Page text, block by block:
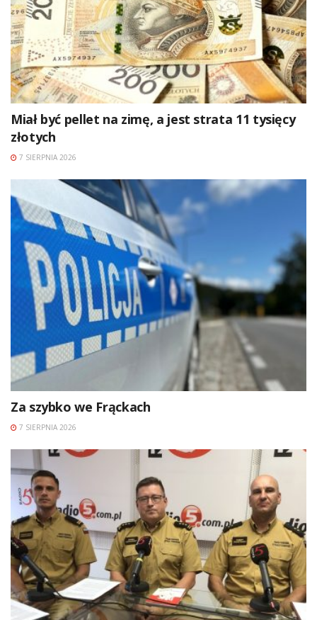
Miał być pellet na zimę, a jest strata 11 tysięcy
złotych
7 SIERPNIA 2026
Za szybko we Frąckach
7 SIERPNIA 2026